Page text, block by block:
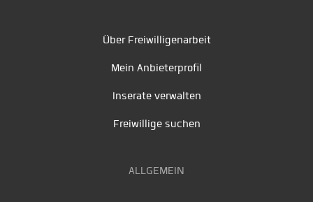
Über Freiwilligenarbeit
Mein Anbieterprofil
Inserate verwalten
Freiwillige suchen
ALLGEMEIN